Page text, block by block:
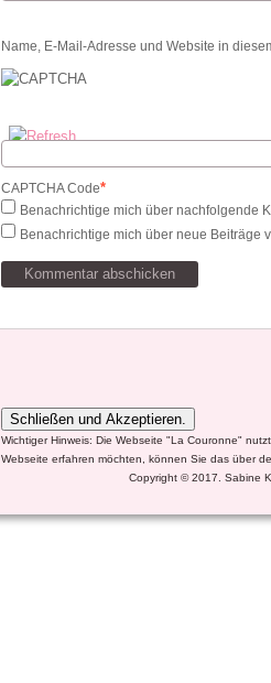
Name, E-Mail-Adresse und Website in
CAPTCHA Code*
Benachrichtige mich über nachfolgende
Benachrichtige mich über neue Beiträge
Wichtiger Hinweis: Die Webseite "La Couronne"
Webseite erfahren möchten, können Sie das über
Copyright © 2017. Sabine